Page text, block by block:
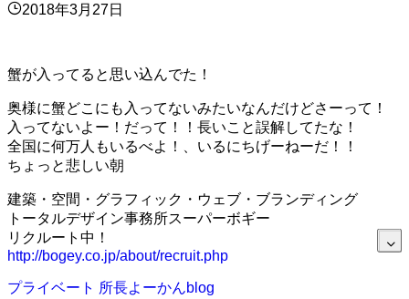
2018年3月27日
蟹が入ってると思い込んでた！
奥様に蟹どこにも入ってないみたいなんだけどさーって！
入ってないよー！だって！！長いこと誤解してたな！
全国に何万人もいるべよ！、いるにちげーねーだ！！
ちょっと悲しい朝
建築・空間・グラフィック・ウェブ・ブランディング
トータルデザイン事務所スーパーボギー
リクルート中！
http://bogey.co.jp/about/recruit.php
プライベート 所長よーかんblog